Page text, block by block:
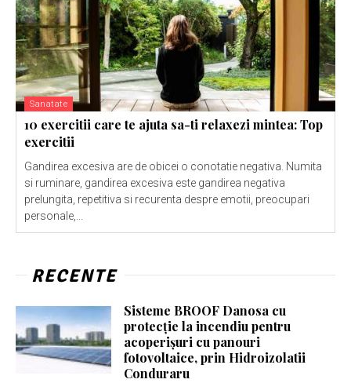
Sanatate
10 exercitii care te ajuta sa-ti relaxezi mintea: Top
exercitii
Gandirea excesiva are de obicei o conotatie negativa. Numita
si ruminare, gandirea excesiva este gandirea negativa
prelungita, repetitiva si recurenta despre emotii, preocupari
personale,...
RECENTE
Sisteme BROOF Danosa cu
protecție la incendiu pentru
acoperișuri cu panouri
fotovoltaice, prin Hidroizolatii
Conduraru